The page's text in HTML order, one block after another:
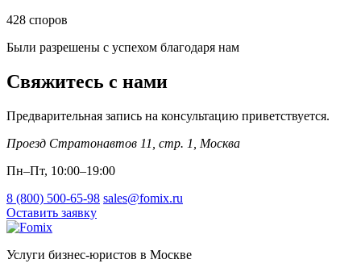
428 споров
Были разрешены с успехом благодаря нам
Свяжитесь с нами
Предварительная запись на консультацию приветствуется.
Проезд Стратонавтов 11, стр. 1
Москва
Пн–Пт, 10:00–19:00
8 (800) 500-65-98 sales@fomix.ru
Оставить заявку
Услуги бизнес-юристов в Москве